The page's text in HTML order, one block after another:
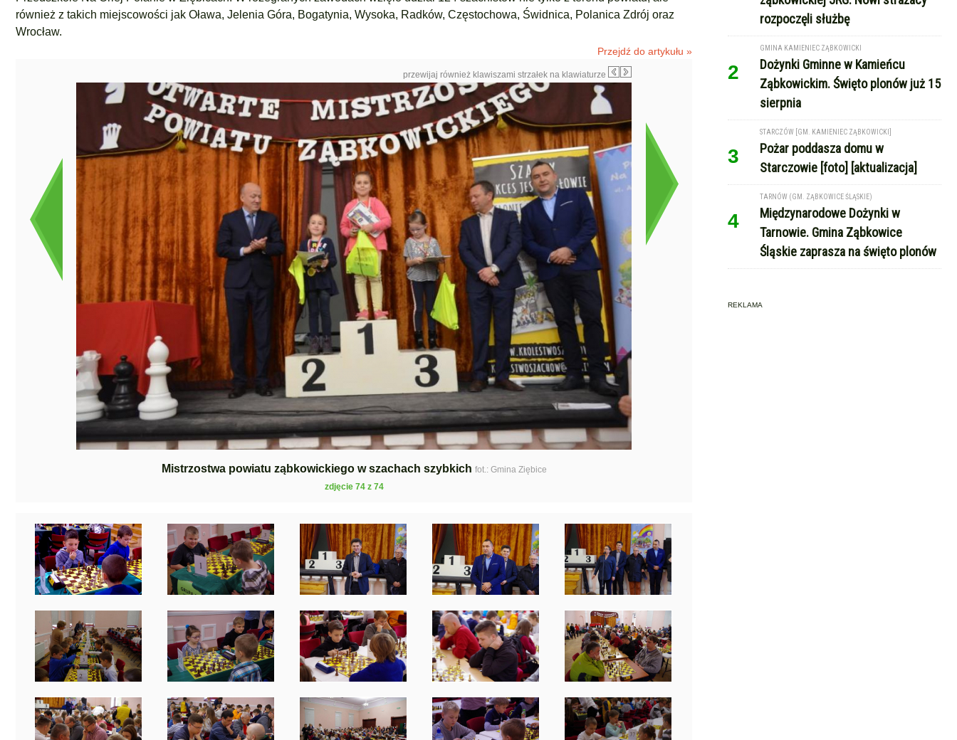
również z takich miejscowości jak Oława, Jelenia Góra, Bogatynia, Wysoka, Radków, Częstochowa, Świdnica, Polanica Zdrój oraz
Wrocław.
Przejdź do artykułu »
przewijaj również klawiszami strzałek na klawiaturze
Mistrzostwa powiatu ząbkowickiego w szachach szybkich fot.: Gmina Ziębice
zdjęcie 74 z 74
rozpoczęli służbę
2
GMINA KAMIENIEC ZĄBKOWICKI
Dożynki Gminne w Kamieńcu
Ząbkowickim. Święto plonów już 15
sierpnia
3
STARCZÓW [GM. KAMIENIEC ZĄBKOWICKI]
Pożar poddasza domu w
Starczowie [foto] [aktualizacja]
4
TARNÓW (GM. ZĄBKOWICE ŚLĄSKIE)
Międzynarodowe Dożynki w
Tarnowie. Gmina Ząbkowice
Śląskie zaprasza na święto plonów
REKLAMA